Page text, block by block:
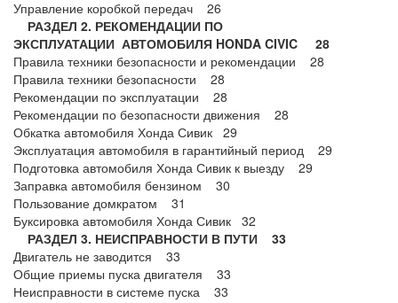
Управление коробкой передач 26
РАЗДЕЛ 2. РЕКОМЕНДАЦИИ ПО
ЭКСПЛУАТАЦИИ АВТОМОБИЛЯ HONDA CIVIC 28
Правила техники безопасности и рекомендации 28
Правила техники безопасности 28
Рекомендации по эксплуатации 28
Рекомендации по безопасности движения 28
Обкатка автомобиля Хонда Сивик 29
Эксплуатация автомобиля в гарантийный период 29
Подготовка автомобиля Хонда Сивик к выезду 29
Заправка автомобиля бензином 30
Пользование домкратом 31
Буксировка автомобиля Хонда Сивик 32
РАЗДЕЛ 3. НЕИСПРАВНОСТИ В ПУТИ 33
Двигатель не заводится 33
Общие приемы пуска двигателя 33
Неисправности в системе пуска 33